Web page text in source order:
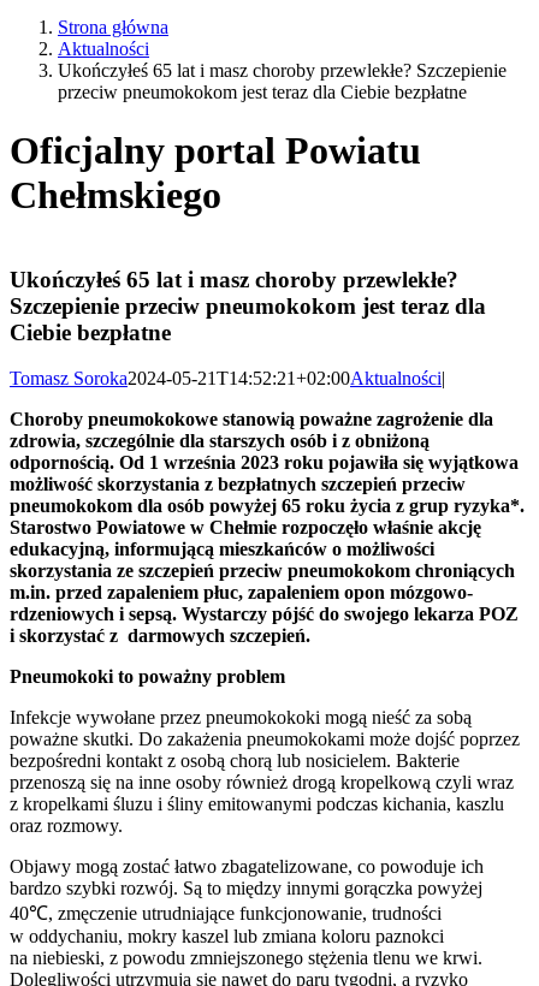
Strona główna
Aktualności
Ukończyłeś 65 lat i masz choroby przewlekłe? Szczepienie
przeciw pneumokokom jest teraz dla Ciebie bezpłatne
Oficjalny portal Powiatu
Chełmskiego
Ukończyłeś 65 lat i masz choroby przewlekłe?
Szczepienie przeciw pneumokokom jest teraz dla
Ciebie bezpłatne
Tomasz Soroka2024-05-21T14:52:21+02:00Aktualności|
Choroby pneumokokowe stanowią poważne zagrożenie dla
zdrowia, szczególnie dla starszych osób i z obniżoną
odpornością. Od 1 września 2023 roku pojawiła się wyjątkowa
możliwość skorzystania z bezpłatnych szczepień przeciw
pneumokokom dla osób powyżej 65 roku życia z grup ryzyka*.
Starostwo Powiatowe w Chełmie rozpoczęło właśnie akcję
edukacyjną, informującą mieszkańców o możliwości
skorzystania ze szczepień przeciw pneumokokom chroniących
m.in. przed zapaleniem płuc, zapaleniem opon mózgowo-
rdzeniowych i sepsą. Wystarczy pójść do swojego lekarza POZ
i skorzystać z darmowych szczepień.
Pneumokoki to poważny problem
Infekcje wywołane przez pneumokokoki mogą nieść za sobą
poważne skutki. Do zakażenia pneumokokami może dojść poprzez
bezpośredni kontakt z osobą chorą lub nosicielem. Bakterie
przenoszą się na inne osoby również drogą kropelkową czyli wraz
z kropelkami śluzu i śliny emitowanymi podczas kichania, kaszlu
oraz rozmowy.
Objawy mogą zostać łatwo zbagatelizowane, co powoduje ich
bardzo szybki rozwój. Są to między innymi gorączka powyżej
40℃, zmęczenie utrudniające funkcjonowanie, trudności
w oddychaniu, mokry kaszel lub zmiana koloru paznokci
na niebieski, z powodu zmniejszonego stężenia tlenu we krwi.
Dolegliwości utrzymują się nawet do paru tygodni, a ryzyko